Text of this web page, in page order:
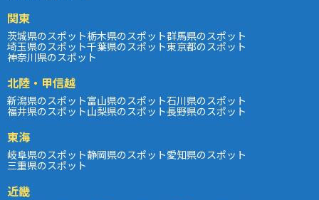
関東
茨城県のスポット栃木県のスポット群馬県のスポット
埼玉県のスポット千葉県のスポット東京都のスポット
神奈川県のスポット
北陸・甲信越
新潟県のスポット富山県のスポット石川県のスポット
福井県のスポット山梨県のスポット長野県のスポット
東海
岐阜県のスポット静岡県のスポット愛知県のスポット
三重県のスポット
近畿